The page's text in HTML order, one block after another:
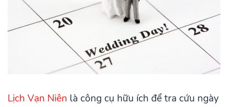
Lịch Vạn Niên là công cụ hữu ích để tra cứu ngày